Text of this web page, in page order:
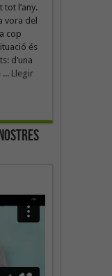
l’any.
vora del
cop
és
d’una
... Llegir